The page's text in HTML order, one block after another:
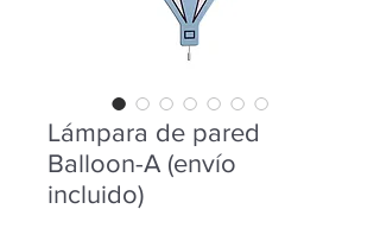
Lámpara de pared
Balloon-A (envío
incluido)